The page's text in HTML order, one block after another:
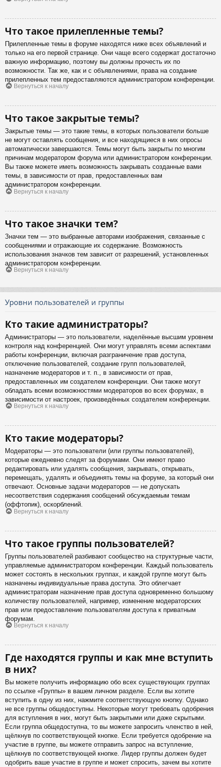
Что такое прилепленные темы?
Прилепленные темы в форуме находятся ниже всех объявлений и
только на его первой странице. Они чаще всего содержат достаточно
важную информацию, поэтому вы должны прочесть их по
возможности. Так же, как и с объявлениями, права на создание
прилепленных тем предоставляются администратором конференции.
Вернуться к началу
Что такое закрытые темы?
Закрытые темы — это такие темы, в которых пользователи больше
не могут оставлять сообщения, и все находящиеся в них опросы
автоматически завершаются. Темы могут быть закрыты по многим
причинам модератором форума или администратором конференции.
Вы также можете иметь возможность закрывать созданные вами
темы, в зависимости от прав, предоставленных вам
администратором конференции.
Вернуться к началу
Что такое значки тем?
Значки тем — это выбранные авторами изображения, связанные с
сообщениями и отражающие их содержание. Возможность
использования значков тем зависит от разрешений, установленных
администратором конференции.
Вернуться к началу
Уровни пользователей и группы
Кто такие администраторы?
Администраторы — это пользователи, наделённые высшим уровнем
контроля над конференцией. Они могут управлять всеми аспектами
работы конференции, включая разграничение прав доступа,
отключение пользователей, создание групп пользователей,
назначение модераторов и т. п., в зависимости от прав,
предоставленных им создателем конференции. Они также могут
обладать всеми возможностями модераторов во всех форумах, в
зависимости от настроек, произведённых создателем конференции.
Вернуться к началу
Кто такие модераторы?
Модераторы — это пользователи (или группы пользователей),
которые ежедневно следят за форумами. Они имеют право
редактировать или удалять сообщения, закрывать, открывать,
перемещать, удалять и объединять темы на форуме, за который они
отвечают. Основные задачи модераторов — не допускать
несоответствия содержания сообщений обсуждаемым темам
(оффтопик), оскорблений.
Вернуться к началу
Что такое группы пользователей?
Группы пользователей разбивают сообщество на структурные части,
управляемые администратором конференции. Каждый пользователь
может состоять в нескольких группах, и каждой группе могут быть
назначены индивидуальные права доступа. Это облегчает
администраторам назначение прав доступа одновременно большому
количеству пользователей, например, изменение модераторских
прав или предоставление пользователям доступа к приватным
форумам.
Вернуться к началу
Где находятся группы и как мне вступить
в них?
Вы можете получить информацию обо всех существующих группах
по ссылке «Группы» в вашем личном разделе. Если вы хотите
вступить в одну из них, нажмите соответствующую кнопку. Однако
не все группы общедоступны. Некоторые могут требовать одобрения
для вступления в них, могут быть закрытыми или даже скрытыми.
Если группа общедоступна, то вы можете запросить членство в ней,
щёлкнув по соответствующей кнопке. Если требуется одобрение на
участие в группе, вы можете отправить запрос на вступление,
щёлкнув по соответствующей кнопке. Лидер группы должен будет
одобрить ваше участие в группе и может спросить, зачем вы хотите